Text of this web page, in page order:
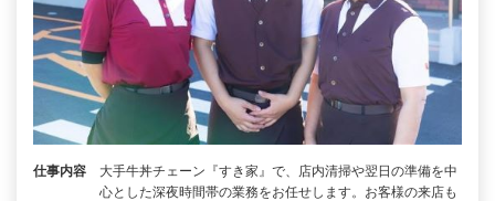
仕事内容
大手牛丼チェーン『すき家』で、店内清掃や翌日の準備を中
心とした深夜時間帯の業務をお任せします。お客様の来店も